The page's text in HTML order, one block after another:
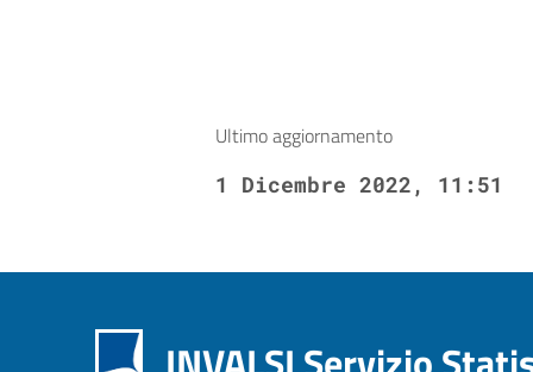
Ultimo aggiornamento
1 Dicembre 2022, 11:51